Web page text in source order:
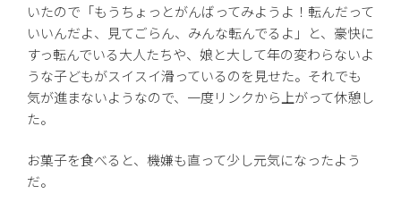
いたので「もうちょっとがんばってみようよ！転んだって
いいんだよ、見てごらん、みんな転んでるよ」と、豪快に
すっ転んでいる大人たちや、娘と大して年の変わらないよ
うな子どもがスイスイ滑っているのを見せた。それでも
気が進まないようなので、一度リンクから上がって休憩し
た。
お菓子を食べると、機嫌も直って少し元気になったよう
だ。